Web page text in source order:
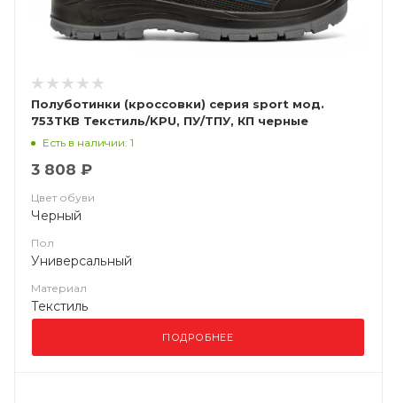
Полуботинки (кроссовки) серия sport мод.
753ТКВ Текстиль/KPU, ПУ/ТПУ, КП черные
Есть в наличии: 1
3 808 ₽
Цвет обуви
Черный
Пол
Универсальный
Материал
Текстиль
ПОДРОБНЕЕ